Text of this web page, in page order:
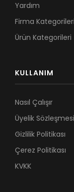
Yardım
Firma Kategorileri
Ürün Kategorileri
KULLANIM
Nasıl Çalışır
Üyelik Sözleşmesi
Gizlilik Politikası
Çerez Politikası
KVKK